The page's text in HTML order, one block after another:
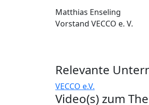
Matthias Enseling
Vorstand VECCO e. V.
Relevante
VECCO e.V.
Video(s) zum